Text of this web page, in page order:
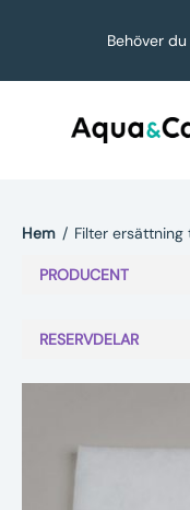
Behöver
Hem / Filter ersättning
PRODUCENT
RESERVDELAR